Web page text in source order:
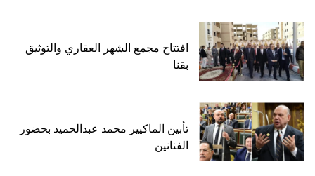
افتتاح مجمع الشهر العقاري والتوثيق
بقنا
تأبين الماكيير محمد عبدالحميد بحضور
الفنانين